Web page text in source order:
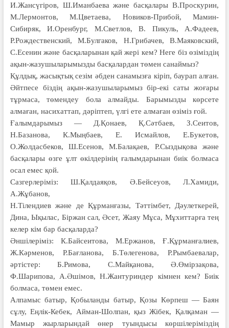
И.Жансүгіров, Ш.Иманбаева және басқалары В.Проскурин,
М.Лермонтов, М.Цветаева, Новиков-Прибой, Мамин-
Сибиряк, И.Оренбург, М.Светлов, B. Пикуль, А.Фадеев,
Р.Рождественский, М.Булгаков, Н.Грибачев, В.Маяковский,
С.Есенин және басқаларынан қай жері кем? Неге біз өзіміздің
ақын-жазушылары­мыз­ды басқалардан төмен санаймыз?
Құлдық, жасықтық сезім әбден санамызға кіріп, баурап алған.
Әйтпесе біздің ақын-жазушыларымыз бір-екі саты жоғары
тұрмаса, төмендеу бола алмайды. Барымызды көрсете
алмаған, насихаттап, дәріптеп, үлгі ете алмаған өзіміз ғой.
Ғалымдарымыз — Д.Қонаев, Қ.Сәтбаев, З.Сеитов,
Н.Базанова, К.Мыңбаев, Е. Исмайлов, Е.Букетов,
О.Жолдасбеков, Ш.Есенов, М.Балақаев, Р.Сыздықова және
басқалары өзге ұлт өкілдерінің ғалымдарынан биік болмаса
осал емес қой.
Сазгерлеріміз: Ш.Қалдаяқов, Ә.Бейсеуов, Л.Хамиди,
А.Жұбанов,
Н.Тілендиев және де Құрманғазы, Тәттімбет, Дәулеткерей,
Дина, Ықылас, Біржан сал, Әсет, Жаяу Мұса, Мұхиттарға тең
келер кім бар басқаларда?
Әншілеріміз: К.Байсеитова, М.Ержанов, Ғ.Құрманғалиев,
Ж.Кәрменов, Р.Бағланова, Б.Төлегенова, Р.Рымбаевалар,
әртістер: Б.Римова, С.Майқанова, Ә.Өмірзақова,
Ф.Шарипова, А.Әшімов, Н.Жантуриндер кімнен кем? Биік
болмаса, төмен емес.
Алпамыс батыр, Қобыланды батыр, Қозы Көрпеш — Баян
сұлу, Еңлік-Кебек, Айман-Шолпан, қыз Жібек, Қалқаман —
Мамыр жырларындай өнер туындысы көршілеріміздің